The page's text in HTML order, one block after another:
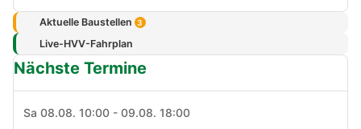
Aktuelle Baustellen 3
Live-HVV-Fahrplan
Nächste Termine
Sa 08.08. 10:00 - 09.08. 18:00